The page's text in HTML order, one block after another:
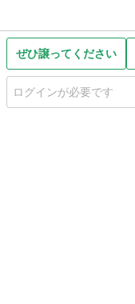
ぜひ譲ってください